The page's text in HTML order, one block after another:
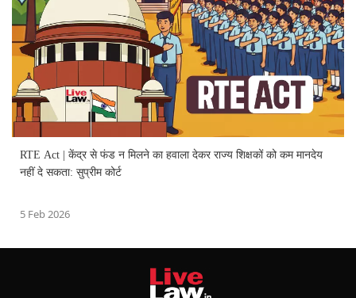
RTE Act | केंद्र से फंड न मिलने का हवाला देकर राज्य शिक्षकों को कम मानदेय
नहीं दे सकता: सुप्रीम कोर्ट
5 Feb 2026